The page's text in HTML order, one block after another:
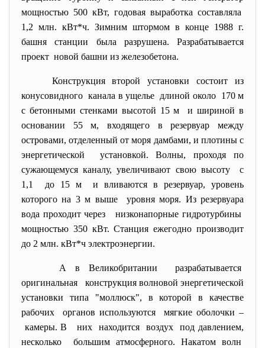
мощностью 500 кВт, годовая выработка составляла
1,2 млн. кВт*ч. Зимним штормом в конце 1988 г.
башня станции была разрушена. Разрабатывается
проект новой башни из железобетона.
Конструкция второй установки состоит из
конусовидного канала в ущелье длиной около 170 м
с бетонными стенками высотой 15 м и шириной в
основании 55 м, входящего в резервуар между
островами, отделенный от моря дамбами, и плотины с
энергетической установкой. Волны, проходя по
сужающемуся каналу, увеличивают свою высоту с
1,1 до 15 м и вливаются в резервуар, уровень
которого на 3 м выше уровня моря. Из резервуара
вода проходит через низконапорные гидротурбины
мощностью 350 кВт. Станция ежегодно производит
до 2 млн. кВт*ч электроэнергии.
А в Великобритании разрабатывается
оригинальная конструкция волновой энергетической
установки типа "моллюск", в которой в качестве
рабочих органов используются мягкие оболочки –
камеры. В них находится воздух под давлением,
несколько большим атмосферного. Накатом волн